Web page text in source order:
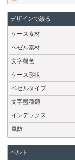
デザインで絞る
ケース素材
ベゼル素材
文字盤色
ケース形状
ベゼルタイプ
文字盤種類
インデックス
風防
ベルト